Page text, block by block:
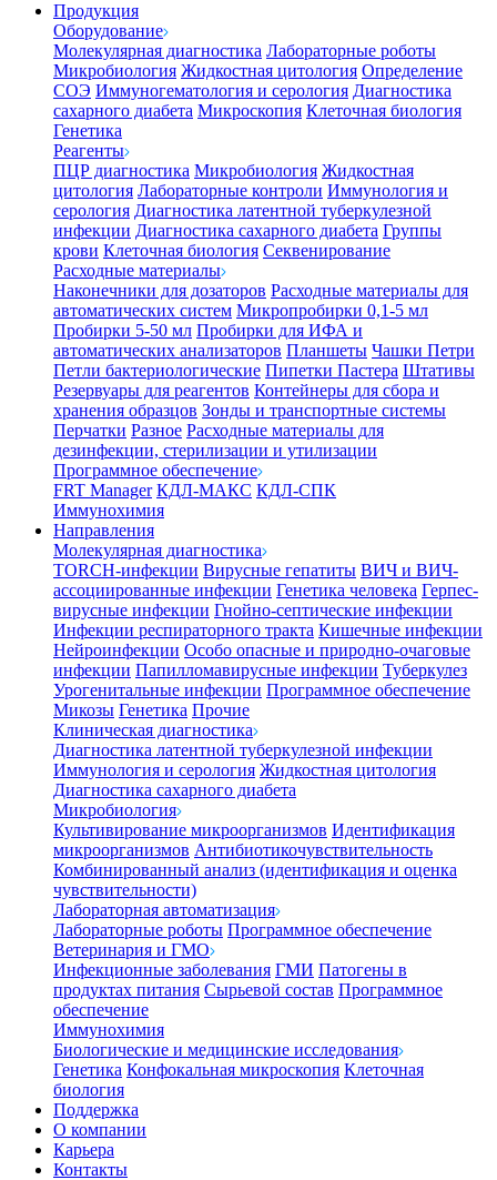
Продукция
Оборудование
Молекулярная диагностика Лабораторные роботы
Микробиология Жидкостная цитология Определение
СОЭ Иммуногематология и серология Диагностика
сахарного диабета Микроскопия Клеточная биология
Генетика
Реагенты
ПЦР диагностика Микробиология Жидкостная
цитология Лабораторные контроли Иммунология и
серология Диагностика латентной туберкулезной
инфекции Диагностика сахарного диабета Группы
крови Клеточная биология Секвенирование
Расходные материалы
Наконечники для дозаторов Расходные материалы для
автоматических систем Микропробирки 0,1-5 мл
Пробирки 5-50 мл Пробирки для ИФА и
автоматических анализаторов Планшеты Чашки Петри
Петли бактериологические Пипетки Пастера Штативы
Резервуары для реагентов Контейнеры для сбора и
хранения образцов Зонды и транспортные системы
Перчатки Разное Расходные материалы для
дезинфекции, стерилизации и утилизации
Программное обеспечение
FRT Manager КДЛ-МАКС КДЛ-СПК
Иммунохимия
Направления
Молекулярная диагностика
TORCH-инфекции Вирусные гепатиты ВИЧ и ВИЧ-
ассоциированные инфекции Генетика человека Герпес-
вирусные инфекции Гнойно-септические инфекции
Инфекции респираторного тракта Кишечные инфекции
Нейроинфекции Особо опасные и природно-очаговые
инфекции Папилломавирусные инфекции Туберкулез
Урогенитальные инфекции Программное обеспечение
Микозы Генетика Прочие
Клиническая диагностика
Диагностика латентной туберкулезной инфекции
Иммунология и серология Жидкостная цитология
Диагностика сахарного диабета
Микробиология
Культивирование микроорганизмов Идентификация
микроорганизмов Антибиотикочувствительность
Комбинированный анализ (идентификация и оценка
чувствительности)
Лабораторная автоматизация
Лабораторные роботы Программное обеспечение
Ветеринария и ГМО
Инфекционные заболевания ГМИ Патогены в
продуктах питания Сырьевой состав Программное
обеспечение
Иммунохимия
Биологические и медицинские исследования
Генетика Конфокальная микроскопия Клеточная
биология
Поддержка
О компании
Карьера
Контакты